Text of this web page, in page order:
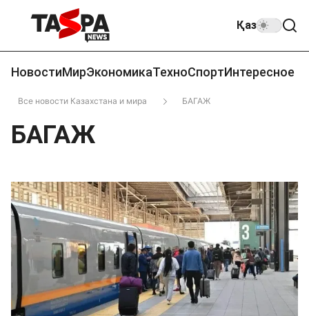
Қаз
НовостиМирЭкономикаТехноСпортИнтересное
Все новости Казахстана и мира БАГАЖ
БАГАЖ